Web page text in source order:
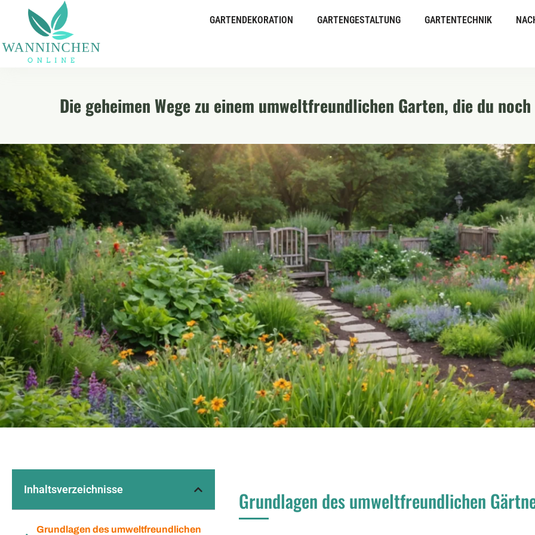
GARTENDEKORATION GARTENGESTALTUNG GARTENTECHNIK
Die geheimen Wege zu einem umweltfreundlichen Garten, die du
Inhaltsverzeichnisse
Grundlagen des umweltfreundlichen
Grundlagen des umweltfreundlichen